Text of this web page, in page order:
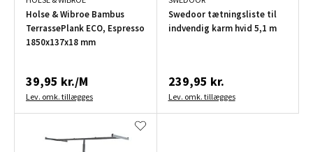
Holse & Wibroe Bambus
TerrassePlank ECO, Espresso
1850x137x18 mm
39,95 kr./M
Lev. omk. tillægges
Swedoor tætningsliste til
indvendig karm hvid 5,1 m
239,95 kr.
Lev. omk. tillægges